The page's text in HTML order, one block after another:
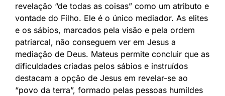
revelação “de todas as coisas” como um atributo e
vontade do Filho. Ele é o único mediador. As elites
e os sábios, marcados pela visão e pela ordem
patriarcal, não conseguem ver em Jesus a
mediação de Deus. Mateus permite concluir que as
dificuldades criadas pelos sábios e instruídos
destacam a opção de Jesus em revelar-se ao
“povo da terra”, formado pelas pessoas humildes